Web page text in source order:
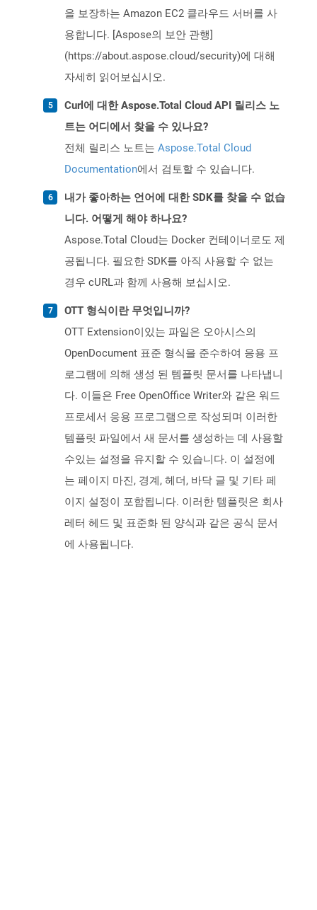
을 보장하는 Amazon EC2 클라우드 서버를 사
용합니다. [Aspose의 보안 관행]
(https://about.aspose.cloud/security)에 대해
자세히 읽어보십시오.
Curl에 대한 Aspose.Total Cloud API 릴리스 노
트는 어디에서 찾을 수 있나요?
전체 릴리스 노트는 Aspose.Total Cloud
Documentation에서 검토할 수 있습니다.
내가 좋아하는 언어에 대한 SDK를 찾을 수 없습
니다. 어떻게 해야 하나요?
Aspose.Total Cloud는 Docker 컨테이너로도 제
공됩니다. 필요한 SDK를 아직 사용할 수 없는
경우 cURL과 함께 사용해 보십시오.
OTT 형식이란 무엇입니까?
OTT Extension이있는 파일은 오아시스의
OpenDocument 표준 형식을 준수하여 응용 프
로그램에 의해 생성 된 템플릿 문서를 나타냅니
다. 이들은 Free OpenOffice Writer와 같은 워드
프로세서 응용 프로그램으로 작성되며 이러한
템플릿 파일에서 새 문서를 생성하는 데 사용할
수있는 설정을 유지할 수 있습니다. 이 설정에
는 페이지 마진, 경계, 헤더, 바닥 글 및 기타 페
이지 설정이 포함됩니다. 이러한 템플릿은 회사
레터 헤드 및 표준화 된 양식과 같은 공식 문서
에 사용됩니다.